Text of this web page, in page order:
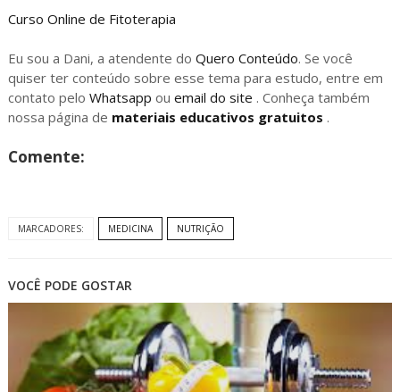
Curso Online de Fitoterapia
Eu sou a Dani, a atendente do Quero Conteúdo. Se você
quiser ter conteúdo sobre esse tema para estudo, entre em
contato pelo Whatsapp ou email do site . Conheça também
nossa página de materiais educativos gratuitos .
Comente:
MARCADORES: MEDICINA NUTRIÇÃO
VOCÊ PODE GOSTAR